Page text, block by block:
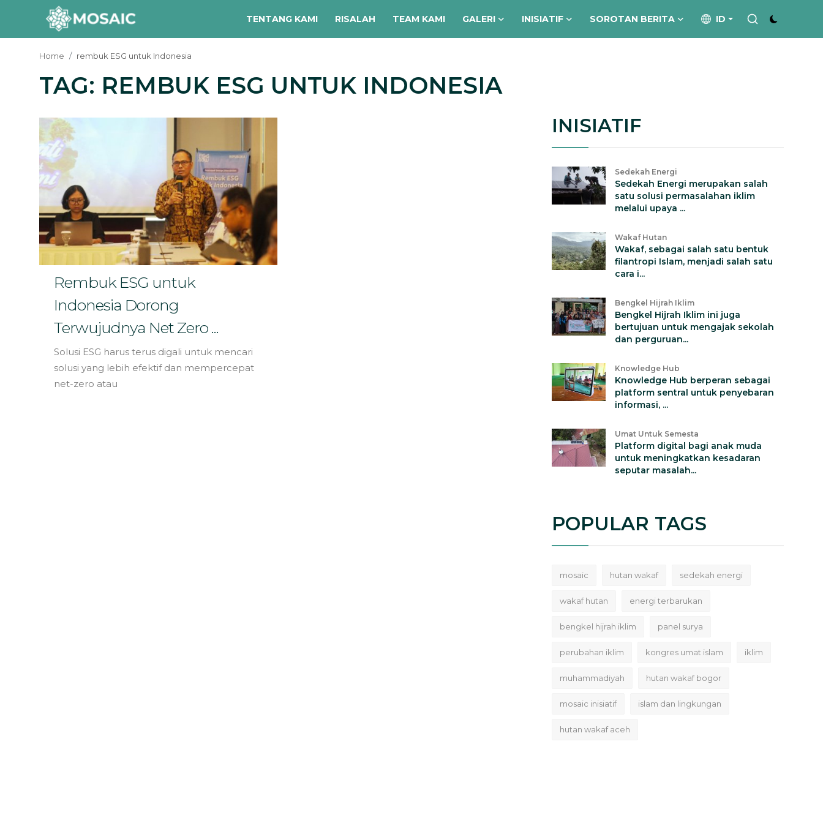
TENTANG KAMI RISALAH TEAM KAMI GALERI INISIATIF SOROTAN BERITA ID
Contact
Risalah
Team Kami
Inisiatif
Sorotan Berita
Bahasa
Home rembuk ESG untuk Indonesia
TAG: REMBUK ESG UNTUK INDONESIA
Rembuk ESG untuk
Indonesia Dorong
Terwujudnya Net Zero ...
Solusi ESG harus terus digali untuk mencari
solusi yang lebih efektif dan mempercepat
net-zero atau
INISIATIF
Sedekah Energi
Sedekah Energi merupakan salah
satu solusi permasalahan iklim
melalui upaya ...
Wakaf Hutan
Wakaf, sebagai salah satu bentuk
filantropi Islam, menjadi salah satu
cara i...
Bengkel Hijrah Iklim
Bengkel Hijrah Iklim ini juga
bertujuan untuk mengajak sekolah
dan perguruan...
Knowledge Hub
Knowledge Hub berperan sebagai
platform sentral untuk penyebaran
informasi, ...
Umat Untuk Semesta
Platform digital bagi anak muda
untuk meningkatkan kesadaran
seputar masalah...
POPULAR TAGS
mosaic hutan wakaf sedekah energi
wakaf hutan energi terbarukan
bengkel hijrah iklim panel surya
perubahan iklim kongres umat islam iklim
muhammadiyah hutan wakaf bogor
mosaic inisiatif islam dan lingkungan
hutan wakaf aceh